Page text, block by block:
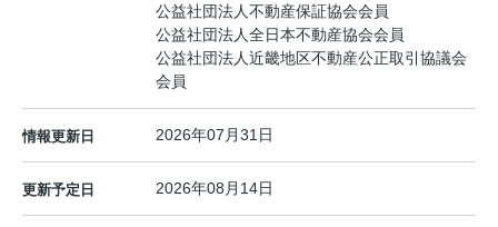
公益社団法人不動産保証協会会員
公益社団法人全日本不動産協会会員
公益社団法人近畿地区不動産公正取引協議会
会員
情報更新日 2026年07月31日
更新予定日 2026年08月14日